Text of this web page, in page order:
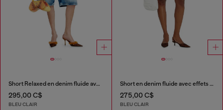
Short Relaxed en denim fluide avec abrasions
295,00 C$
BLEU CLAIR
Short en denim fluide avec effets d’usure
275,00 C$
BLEU CLAIR